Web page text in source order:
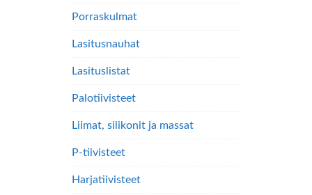
Porraskulmat
Lasitusnauhat
Lasituslistat
Palotiivisteet
Liimat, silikonit ja massat
P-tiivisteet
Harjatiivisteet